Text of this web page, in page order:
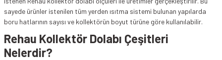
sayede ürünler istenilen tüm yerden ısıtma sistemi bulunan yapılarda
boru hatlarının sayısı ve kollektörün boyut türüne göre kullanılabilir.
Rehau Kollektör Dolabı Çeşitleri
Nelerdir?